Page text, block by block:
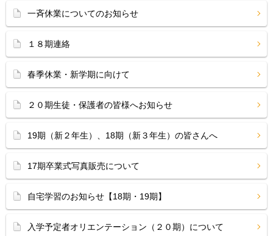
一斉休業についてのお知らせ
１８期連絡
春季休業・新学期に向けて
２０期生徒・保護者の皆様へお知らせ
19期（新２年生）、18期（新３年生）の皆さんへ
17期卒業式写真販売について
自宅学習のお知らせ【18期・19期】
入学予定者オリエンテーション（２０期）について